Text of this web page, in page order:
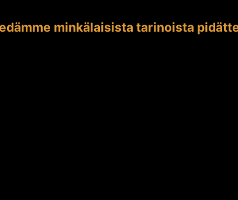
minkälaisista tarinoista